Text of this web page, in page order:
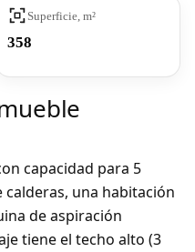
Superficie, m²
358
capacidad para 5
una habitación
de aspiración
tiene el techo alto (3